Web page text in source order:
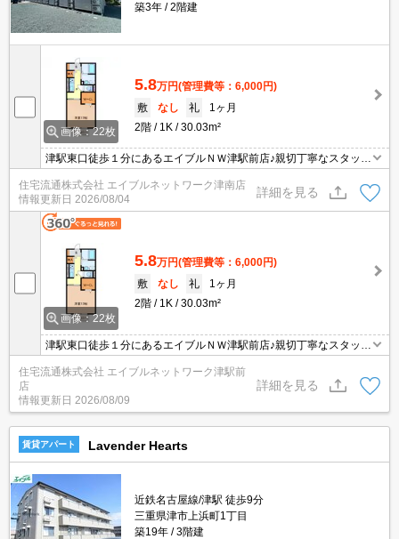
築3年
2階建
画像：22枚
5.8万円(管理費等：6,000円)
敷
なし 礼
1ヶ月
2階
1K 30.03m²
津駅東口徒歩１分にあるエイブルＮＷ津駅前店♪親切丁寧なスタッフ
て！と言う方も、何度もしてるよ♪と言う方も、是非一度足を運んで
みて下さい＊。
住宅流通株式会社 エイブルネットワーク津南店
情報更新日 2026/08/04
詳細を見る
画像：22枚
5.8万円(管理費等：6,000円)
敷
なし 礼
1ヶ月
2階
1K 30.03m²
津駅東口徒歩１分にあるエイブルＮＷ津駅前店♪親切丁寧なスタッフ
がお客様にあったお部屋探しをしてくれます＊。お部屋探しが初め
て！と言う方も、何度もしてるよ♪と言う方も、是非一度足を運んで
住宅流通株式会社 エイブルネットワーク津駅前
店
情報更新日 2026/08/09
詳細を見る
賃貸アパート Lavender Hearts
近鉄名古屋線/津駅 徒歩9分
三重県津市上浜町1丁目
築19年
3階建